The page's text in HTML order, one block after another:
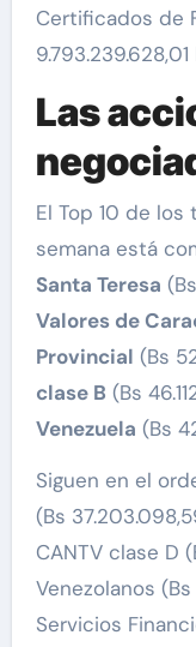
Certificados de
Las
El Top 10 de
semana está
Santa Teresa
Valores de
Provincial (Bs
clase B (Bs
Venezuela (Bs
Siguen en el
(Bs
CANTV clase D
Venezolanos
Servicios